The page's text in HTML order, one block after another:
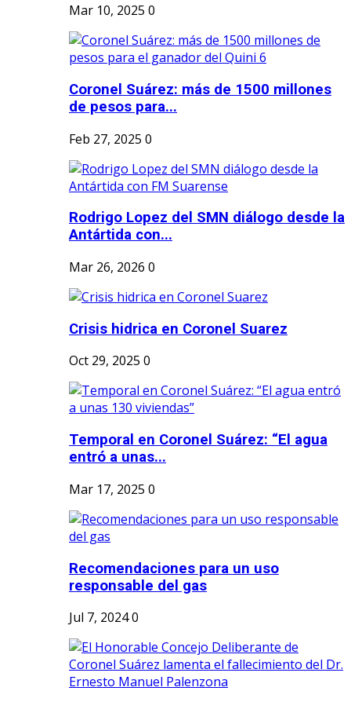
Mar 10, 2025 0
Coronel Suárez: más de 1500 millones
de pesos para...
Feb 27, 2025 0
Rodrigo Lopez del SMN diálogo desde la
Antártida con...
Mar 26, 2026 0
Crisis hidrica en Coronel Suarez
Oct 29, 2025 0
Temporal en Coronel Suárez: “El agua
entró a unas...
Mar 17, 2025 0
Recomendaciones para un uso
responsable del gas
Jul 7, 20240